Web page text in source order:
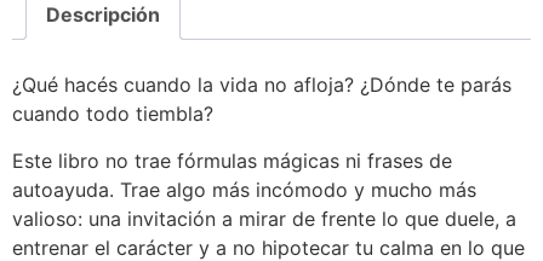
Descripción
¿Qué hacés cuando la vida no afloja? ¿Dónde te parás
cuando todo tiembla?
Este libro no trae fórmulas mágicas ni frases de
autoayuda. Trae algo más incómodo y mucho más
valioso: una invitación a mirar de frente lo que duele, a
entrenar el carácter y a no hipotecar tu calma en lo que